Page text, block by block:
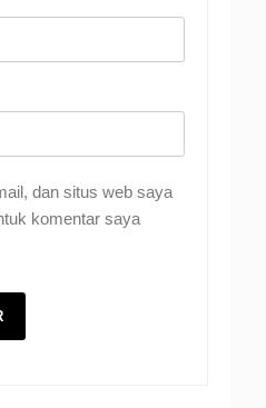
dan situs web saya
komentar saya